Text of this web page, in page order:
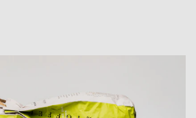
als eines unserer
Hand aufs
man doch viel lieber
Lebensmittel ist so vielseitig
aber auch so unterschiedlich